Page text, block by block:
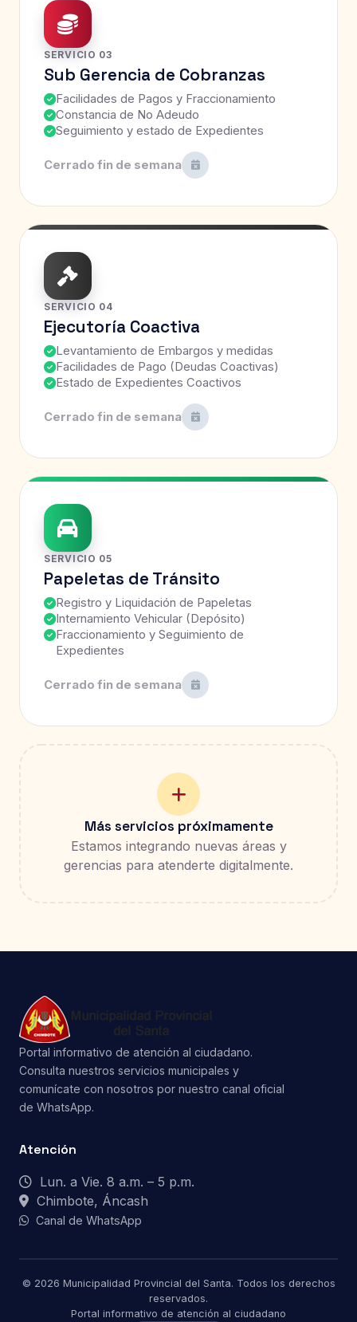
SERVICIO 03
Sub Gerencia de Cobranzas
Facilidades de Pagos y Fraccionamiento
Constancia de No Adeudo
Seguimiento y estado de Expedientes
Cerrado fin de semana
SERVICIO 04
Ejecutoría Coactiva
Levantamiento de Embargos y medidas
Facilidades de Pago (Deudas Coactivas)
Estado de Expedientes Coactivos
Cerrado fin de semana
SERVICIO 05
Papeletas de Tránsito
Registro y Liquidación de Papeletas
Internamiento Vehicular (Depósito)
Fraccionamiento y Seguimiento de
Expedientes
Cerrado fin de semana
Más servicios próximamente
Estamos integrando nuevas áreas y
gerencias para atenderte digitalmente.
Portal informativo de atención al ciudadano.
Consulta nuestros servicios municipales y
comunícate con nosotros por nuestro canal oficial
de WhatsApp.
Atención
Lun. a Vie. 8 a.m. – 5 p.m.
Chimbote, Áncash
Canal de WhatsApp
© 2026 Municipalidad Provincial del Santa. Todos los derechos
reservados.
Portal informativo de atención al ciudadano